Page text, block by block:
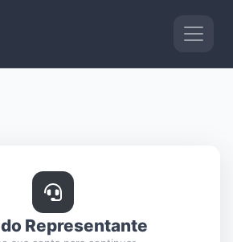
Representante